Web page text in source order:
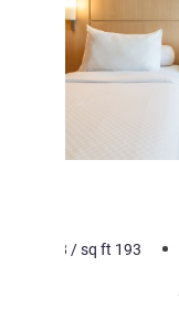
18 /sq ft 193